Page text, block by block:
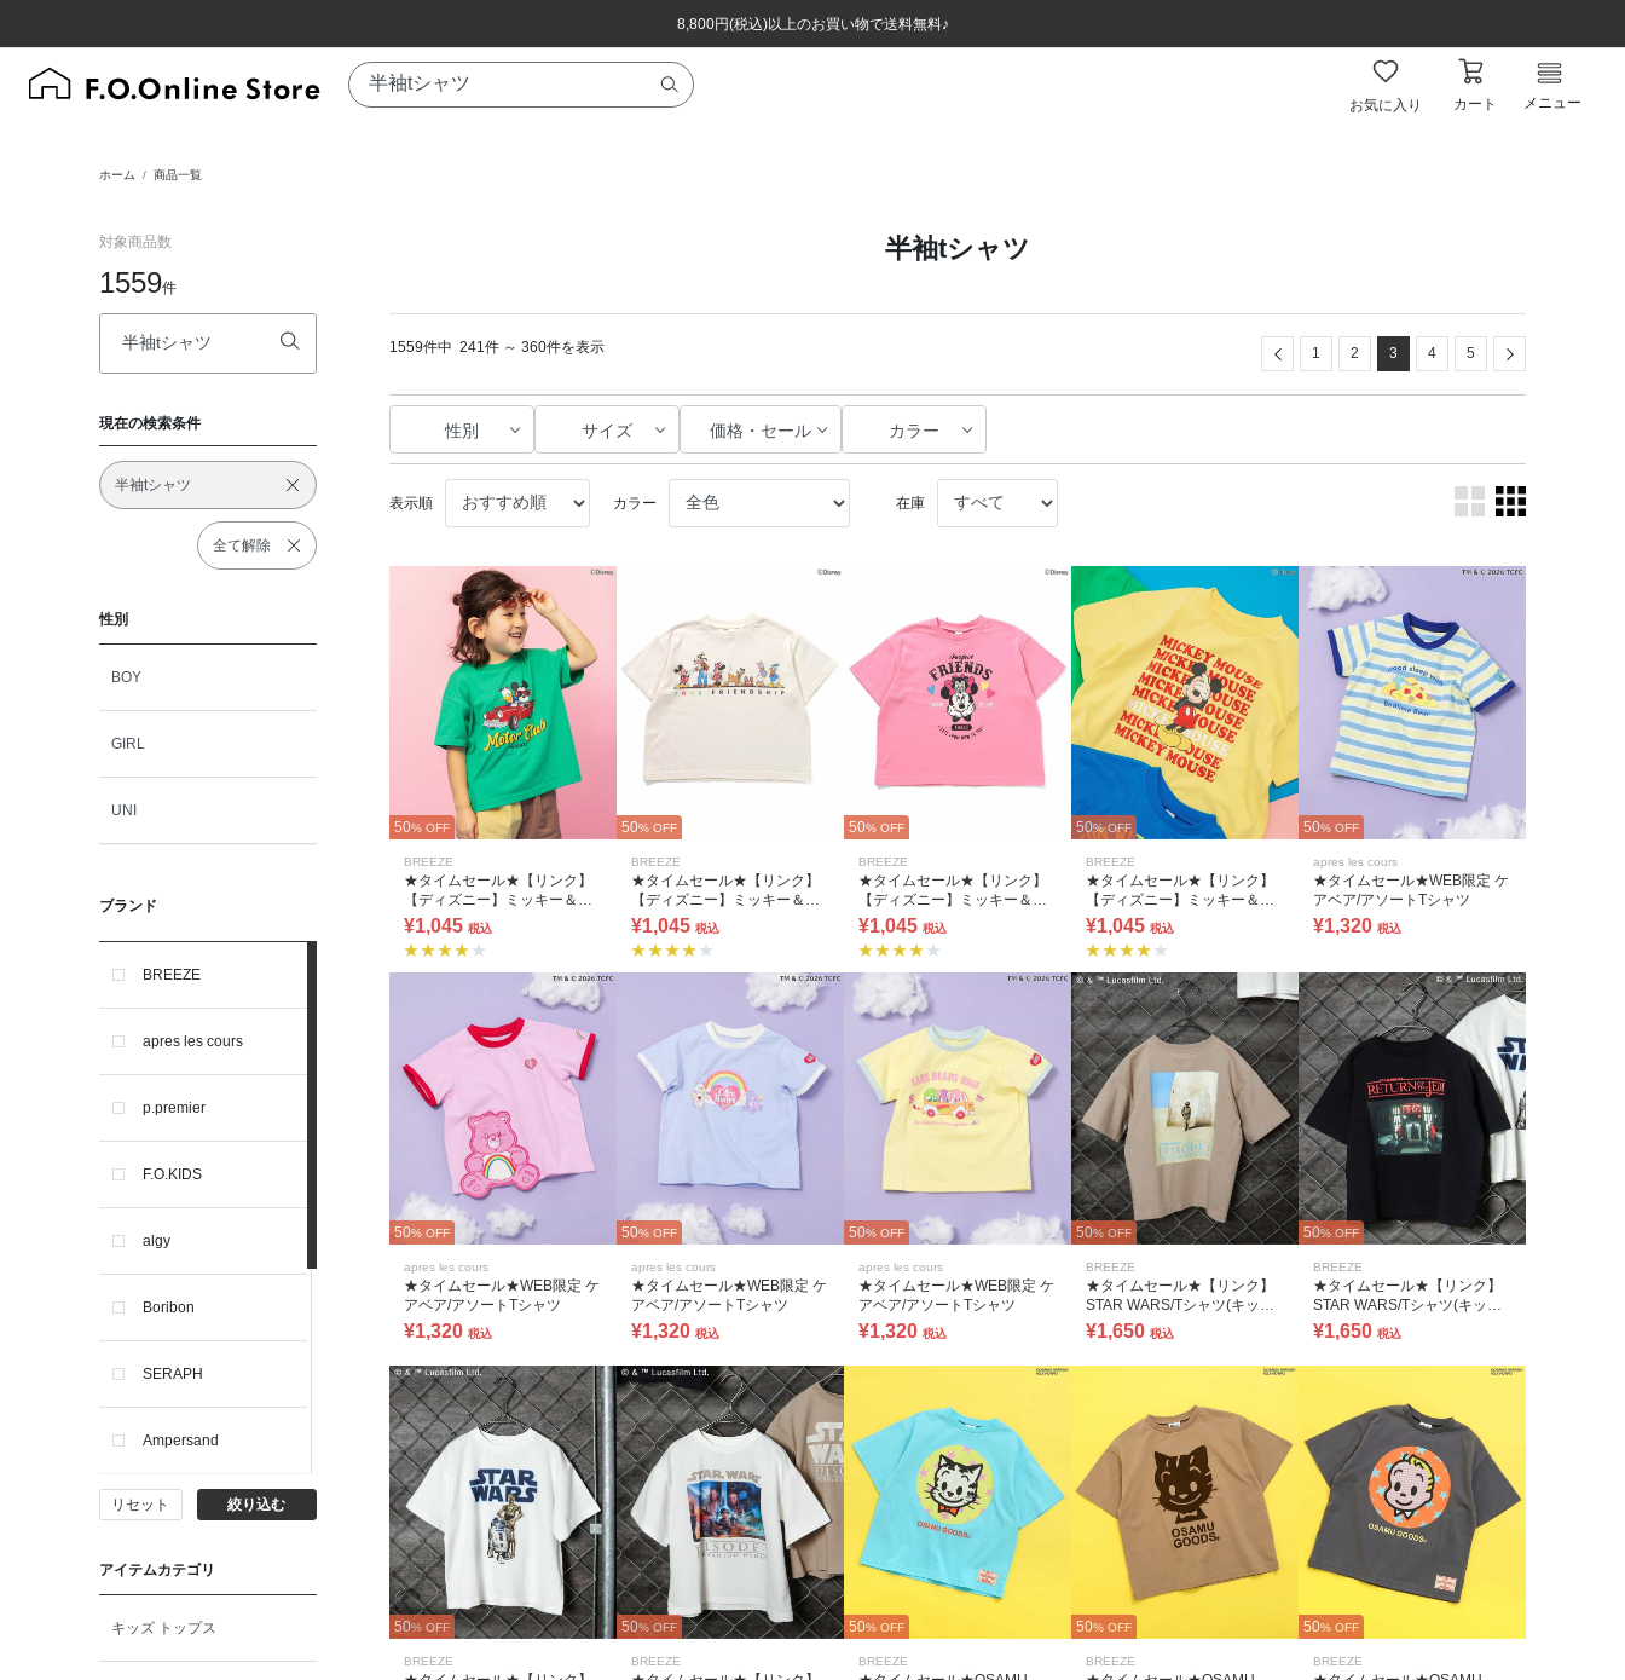
8,800円(税込)以上のお買い物で送料無料♪
ほぼ全品半額！！8/12(水)お昼12:59まで！！
8,800円(税込)以上のお買い物で送料無料♪
ほぼ全品半額！！8/12(水)お昼12:59まで！！
お気に入り カート メニュー
ホーム 商品一覧
対象商品数
1559件
現在の検索条件
半袖tシャツ
全て解除
性別
BOY
GIRL
UNI
ブランド
BREEZE
apres les cours
p.premier
F.O.KIDS
algy
Boribon
SERAPH
Ampersand
BIT'Z
toitoitoi
BOBOCHOSES
リセット 絞り込む
アイテムカテゴリ
キッズ トップス
半袖tシャツ
1559件中 241件 ～ 360件を表示 Previous
1 2 3 4 5 Next
性別 サイズ 価格・セール カラー
表示順 カラー 在庫
50% OFF
BREEZE
★タイムセール★【リンク】
【ディズニー】ミッキー＆フ
レンズ/バラエティTシャツ
¥1,045 税込
50% OFF
BREEZE
★タイムセール★【リンク】
【ディズニー】ミッキー＆フ
レンズ/バラエティTシャツ
¥1,045 税込
50% OFF
BREEZE
★タイムセール★【リンク】
【ディズニー】ミッキー＆フ
レンズ/バラエティTシャツ
¥1,045 税込
50% OFF
BREEZE
★タイムセール★【リンク】
【ディズニー】ミッキー＆フ
レンズ/バラエティTシャツ
¥1,045 税込
50% OFF
apres les cours
★タイムセール★WEB限定 ケ
アベア/アソートTシャツ
¥1,320 税込
50% OFF
apres les cours
★タイムセール★WEB限定 ケ
アベア/アソートTシャツ
¥1,320 税込
50% OFF
apres les cours
★タイムセール★WEB限定 ケ
アベア/アソートTシャツ
¥1,320 税込
50% OFF
apres les cours
★タイムセール★WEB限定 ケ
アベア/アソートTシャツ
¥1,320 税込
50% OFF
BREEZE
★タイムセール★【リンク】
STAR WARS/Tシャツ(キッズ
サイズ)
¥1,650 税込
50% OFF
BREEZE
★タイムセール★【リンク】
STAR WARS/Tシャツ(キッズ
サイズ)
¥1,650 税込
50% OFF
BREEZE
50% OFF
BREEZE
50% OFF
BREEZE
50% OFF
BREEZE
50% OFF
BREEZE